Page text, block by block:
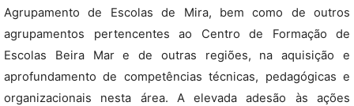
Agrupamento de Escolas de Mira, bem como de outros
agrupamentos pertencentes ao Centro de Formação de
Escolas Beira Mar e de outras regiões, na aquisição e
aprofundamento de competências técnicas, pedagógicas e
organizacionais nesta área. A elevada adesão às ações